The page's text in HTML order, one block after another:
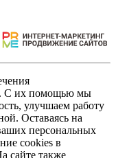
С их помощью мы
улучшаем работу
Оставаясь на
персональных
cookies в
сайте также